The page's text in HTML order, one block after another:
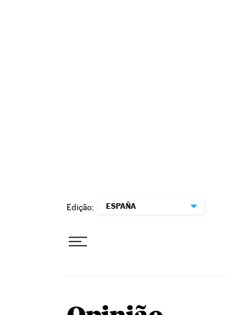
Edição: ESPAÑA